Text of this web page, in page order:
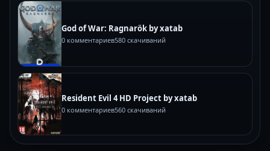
God of War: Ragnarök by xatab
0 комментариев580 скачиваний
Resident Evil 4 HD Project by xatab
0 комментариев560 скачиваний